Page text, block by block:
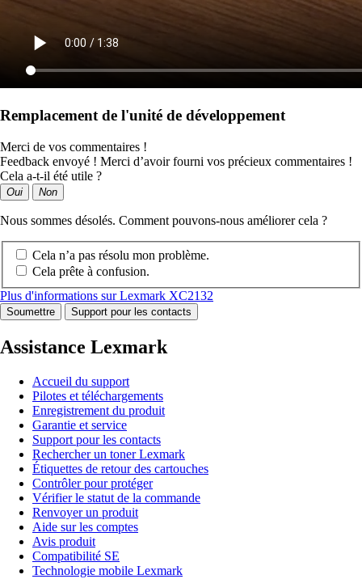
Remplacement de l'unité de développement
Merci de vos commentaires !
Feedback envoyé ! Merci d’avoir fourni vos précieux commentaires !
Cela a-t-il été utile ?
Oui Non
Nous sommes désolés. Comment pouvons-nous améliorer cela ?
Cela n’a pas résolu mon problème.
Cela prête à confusion.
Plus d'informations sur Lexmark XC2132
Soumettre Support pour les contacts
Assistance Lexmark
Accueil du support
Pilotes et téléchargements
Enregistrement du produit
Garantie et service
Support pour les contacts
Rechercher un toner Lexmark
Étiquettes de retour des cartouches
Contrôler pour protéger
Vérifier le statut de la commande
Renvoyer un produit
Aide sur les comptes
Avis produit
Compatibilité SE
Technologie mobile Lexmark